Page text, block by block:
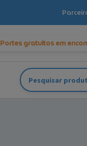
Portes gratuitos em
Pesquisar
por: